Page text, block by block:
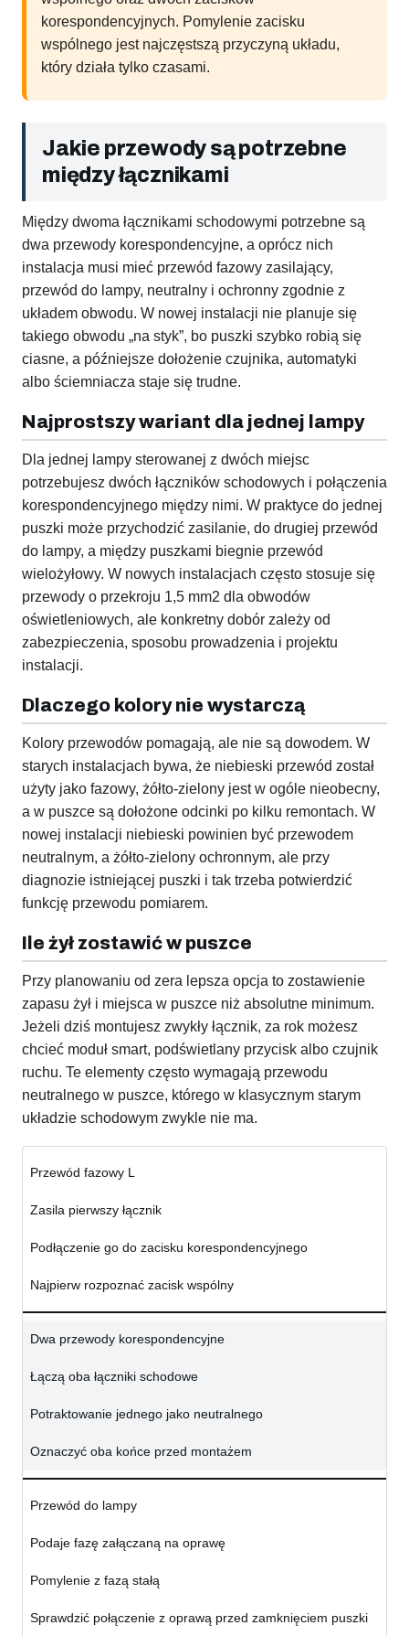
korespondencyjnych. Pomylenie zacisku
wspólnego jest najczęstszą przyczyną układu,
który działa tylko czasami.
Jakie przewody są potrzebne
między łącznikami
Między dwoma łącznikami schodowymi potrzebne są
dwa przewody korespondencyjne, a oprócz nich
instalacja musi mieć przewód fazowy zasilający,
przewód do lampy, neutralny i ochronny zgodnie z
układem obwodu. W nowej instalacji nie planuje się
takiego obwodu „na styk”, bo puszki szybko robią się
ciasne, a późniejsze dołożenie czujnika, automatyki
albo ściemniacza staje się trudne.
Najprostszy wariant dla jednej lampy
Dla jednej lampy sterowanej z dwóch miejsc
potrzebujesz dwóch łączników schodowych i połączenia
korespondencyjnego między nimi. W praktyce do jednej
puszki może przychodzić zasilanie, do drugiej przewód
do lampy, a między puszkami biegnie przewód
wielożyłowy. W nowych instalacjach często stosuje się
przewody o przekroju 1,5 mm2 dla obwodów
oświetleniowych, ale konkretny dobór zależy od
zabezpieczenia, sposobu prowadzenia i projektu
instalacji.
Dlaczego kolory nie wystarczą
Kolory przewodów pomagają, ale nie są dowodem. W
starych instalacjach bywa, że niebieski przewód został
użyty jako fazowy, żółto-zielony jest w ogóle nieobecny,
a w puszce są dołożone odcinki po kilku remontach. W
nowej instalacji niebieski powinien być przewodem
neutralnym, a żółto-zielony ochronnym, ale przy
diagnozie istniejącej puszki i tak trzeba potwierdzić
funkcję przewodu pomiarem.
Ile żył zostawić w puszce
Przy planowaniu od zera lepsza opcja to zostawienie
zapasu żył i miejsca w puszce niż absolutne minimum.
Jeżeli dziś montujesz zwykły łącznik, za rok możesz
chcieć moduł smart, podświetlany przycisk albo czujnik
ruchu. Te elementy często wymagają przewodu
neutralnego w puszce, którego w klasycznym starym
układzie schodowym zwykle nie ma.
Przewód fazowy L
Zasila pierwszy łącznik
Podłączenie go do zacisku korespondencyjnego
Najpierw rozpoznać zacisk wspólny
Dwa przewody korespondencyjne
Łączą oba łączniki schodowe
Potraktowanie jednego jako neutralnego
Oznaczyć oba końce przed montażem
Przewód do lampy
Podaje fazę załączaną na oprawę
Pomylenie z fazą stałą
Sprawdzić połączenie z oprawą przed zamknięciem puszki